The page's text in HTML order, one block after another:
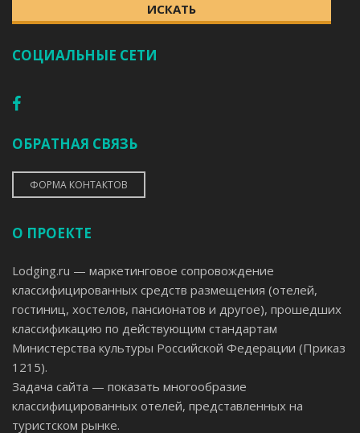
ИСКАТЬ
СОЦИАЛЬНЫЕ СЕТИ
ОБРАТНАЯ СВЯЗЬ
ФОРМА КОНТАКТОВ
О ПРОЕКТЕ
Lodging.ru — маркетинговое сопровождение
классифицированных средств размещения (отелей,
гостиниц, хостелов, пансионатов и другое), прошедших
классификацию по действующим стандартам
Министерства культуры Российской Федерации (Приказ
1215).
Задача сайта — показать многообразие
классифицированных отелей, представленных на
туристском рынке.